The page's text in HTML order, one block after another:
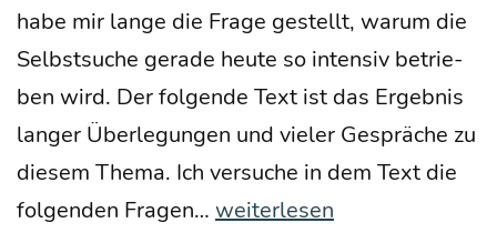
habe mir lan­ge die Fra­ge gestellt, war­um die
Selbst­su­che gera­de heu­te so inten­siv betrie­
ben wird. Der fol­gen­de Text ist das Ergeb­nis
lan­ger Über­le­gun­gen und vie­ler Gesprä­che zu
die­sem The­ma. Ich ver­su­che in dem Text die
fol­gen­den Fra­gen… Wer
weiterlesen